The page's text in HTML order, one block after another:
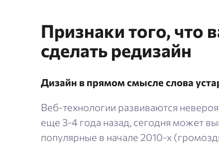
Признаки того, что
сделать редизайн
Дизайн в прямом смысле слова
Веб-технологии развиваются
еще 3-4 года назад, сегодня может
популярные в начале 2010-х